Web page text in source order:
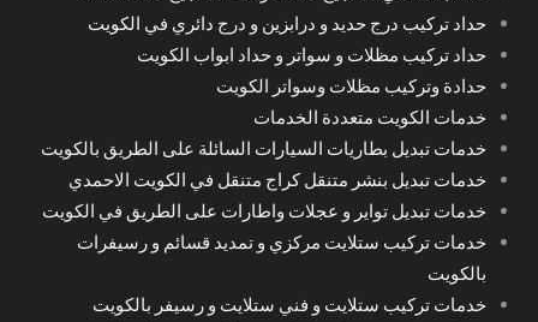
حداد تركيب درج حديد و درابزين و درج دائري في الكويت
حداد تركيب مظلات و سواتر و حداد ابواب الكويت
حدادة وتركيب مظلات وسواتر الكويت
خدمات الكويت متعددة الخدمات
خدمات تبديل بطاريات السيارات السائلة على الطريق بالكويت
خدمات تبديل بنشر متنقل كراج متنقل في الكويت الاحمدي
خدمات تبديل تواير و عجلات واطارات على الطريق في الكويت
خدمات تركيب ستلايت مركزي و تمديد قسائم و رسيفرات
بالكويت
خدمات تركيب ستلايت و فني ستلايت و رسيفر بالكويت